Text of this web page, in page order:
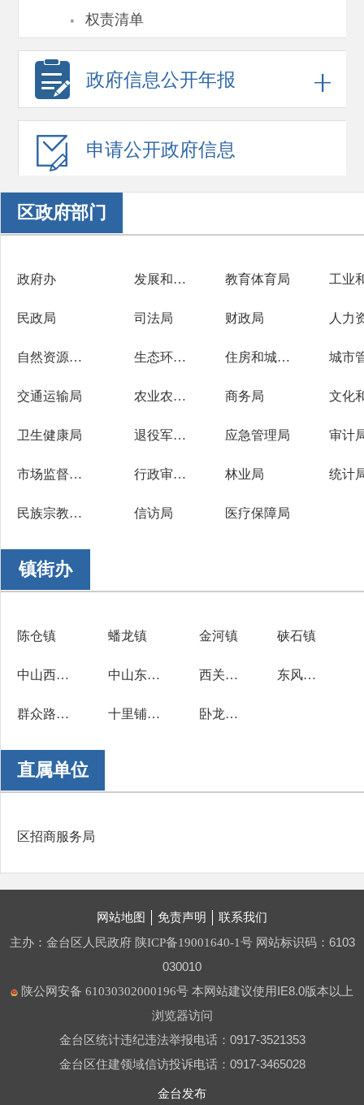
· 权责清单
政府信息公开年报
申请公开政府信息
区政府部门
政府办 发展和改革局 教育体育局
民政局 司法局 财政局
自然资源和规划分局 生态环境分局 住房和城乡建设局
交通运输局 农业农村局 商务局 文化
卫生健康局 退役军人事务局 应急管理局 审计
市场监督管理局 行政审批服务局 林业局 统计
民族宗教事务局 信访局 医疗保障局
镇街办
陈仓镇 蟠龙镇 金河镇 硖石镇
中山西路街道办 中山东路街道办 西关街道办 东风路街道办
群众路街道办 十里铺街道办 卧龙寺街道办
直属单位
区招商服务局
网站地图 免责声明 联系我们
主办：金台区人民政府 陕ICP备19001640-1号 网站标识码：6103
030010
陕公网安备 61030302000196号 本网站建议使用IE8.0版本以上
浏览器访问
金台区统计违纪违法举报电话：0917-3521353
金台区住建领域信访投诉电话：0917-3465028
金台发布